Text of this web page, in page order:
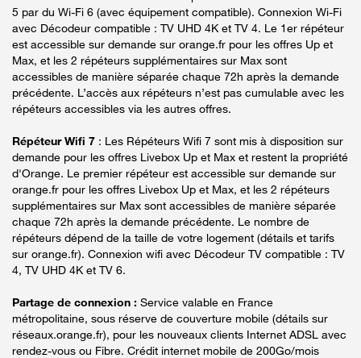
5 par du Wi-Fi 6 (avec équipement compatible). Connexion Wi-Fi
avec Décodeur compatible : TV UHD 4K et TV 4. Le 1er répéteur
est accessible sur demande sur orange.fr pour les offres Up et
Max, et les 2 répéteurs supplémentaires sur Max sont
accessibles de manière séparée chaque 72h après la demande
précédente. L’accès aux répéteurs n’est pas cumulable avec les
répéteurs accessibles via les autres offres.
Répéteur Wifi 7 : Les Répéteurs Wifi 7 sont mis à disposition sur
demande pour les offres Livebox Up et Max et restent la propriété
d'Orange. Le premier répéteur est accessible sur demande sur
orange.fr pour les offres Livebox Up et Max, et les 2 répéteurs
supplémentaires sur Max sont accessibles de manière séparée
chaque 72h après la demande précédente. Le nombre de
répéteurs dépend de la taille de votre logement (détails et tarifs
sur orange.fr). Connexion wifi avec Décodeur TV compatible : TV
4, TV UHD 4K et TV 6.
Partage de connexion : Service valable en France
métropolitaine, sous réserve de couverture mobile (détails sur
réseaux.orange.fr), pour les nouveaux clients Internet ADSL avec
rendez-vous ou Fibre. Crédit internet mobile de 200Go/mois